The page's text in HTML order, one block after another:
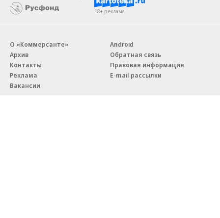
18+ реклама
О «Коммерсанте»
Архив
Контакты
Реклама
Вакансии
Android
Обратная связь
Правовая информация
E-mail рассылки